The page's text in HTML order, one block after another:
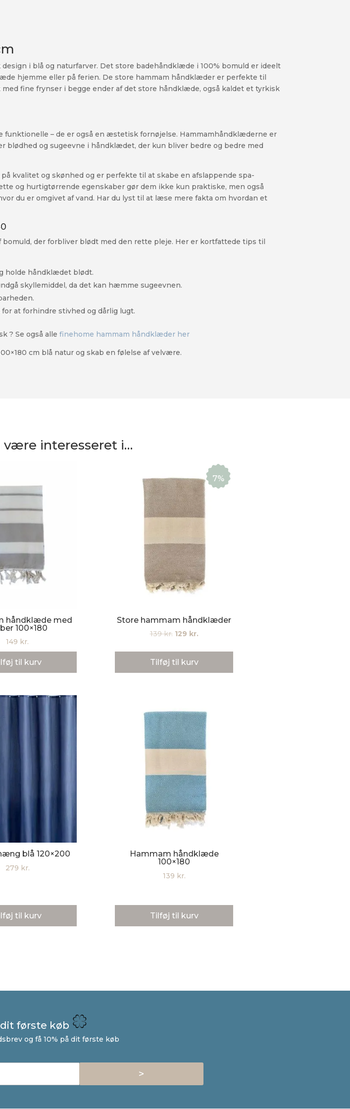
i blå og naturfarver. Det store badehåndklæde i 100% bomuld er ideelt
hjemme eller på ferien. De store hammam håndklæder er perfekte til
fine frynser i begge ender af det store håndklæde, også kaldet et tyrkisk
– de er også en æstetisk fornøjelse. Hammamhåndklæderne er
og sugeevne i håndklædet, der kun bliver bedre og bedre med
kvalitet og skønhed og er perfekte til at skabe en afslappende spa-
og hurtigtørrende egenskaber gør dem ikke kun praktiske, men også
du er omgivet af vand. Har du lyst til at læse mere fakta om hvordan et
der forbliver blødt med den rette pleje. Her er kortfattede tips til
holde håndklædet blødt.
skyllemiddel, da det kan hæmme sugeevnen.
at forhindre stivhed og dårlig lugt.
? Se også allefinehome hammam håndklæder her
cm blå natur og skab en følelse af velvære.
være interesseret i…
håndklæde med
100×180
149 kr.
til kurv
7%
Store hammam håndklæder
139kr. Den
pris
var:
129 kr.Den
pris
er:
Tilføj til kurv
blå 120×200
279 kr.
til kurv
Hammam håndklæde
100×180
139 kr.
Tilføj til kurv
dit første køb
og få 10% på dit første køb
>